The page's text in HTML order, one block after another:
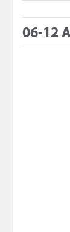
06-12